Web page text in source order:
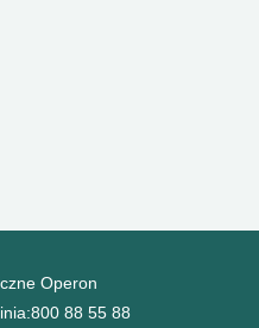
Operon
800 88 55 88